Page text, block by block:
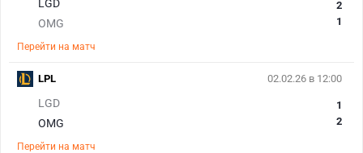
LGD
OMG
2
1
Перейти на матч
02.02.26 в 12:00
LGD
OMG
1
2
Перейти на матч
LPL